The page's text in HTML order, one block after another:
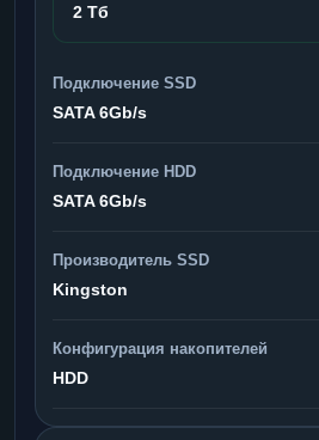
2 Тб
Подключение SSD
SATA 6Gb/s
Подключение HDD
SATA 6Gb/s
Производитель SSD
Kingston
Конфигурация накопителей
HDD